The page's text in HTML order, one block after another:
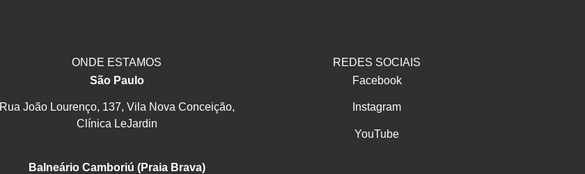
ONDE ESTAMOS
São Paulo
Rua João Lourenço, 137, Vila Nova Conceição,
Clínica LeJardin
Balneário Camboriú (Praia Brava)
REDES SOCIAIS
Facebook
Instagram
YouTube